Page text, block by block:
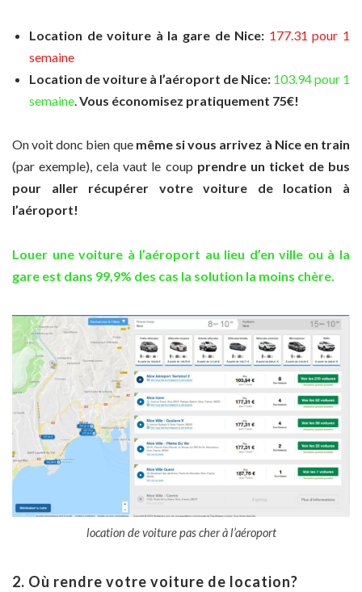
Location de voiture à la gare de Nice: 177.31 pour 1
semaine
Location de voiture à l’aéroport de Nice: 103.94 pour 1
semaine Vous économisez pratiquement 75€!
On voit donc bien que même si vous arrivez à Nice en train
(par exemple), cela vaut le coup prendre un ticket de bus
pour aller récupérer votre voiture de location à
l’aéroport!
Louer une voiture à l’aéroport au lieu d’en ville ou à la
gare est dans 99,9% des cas la solution la moins chère.
location de voiture pas cher à l’aéroport
2. Où rendre votre voiture de location?